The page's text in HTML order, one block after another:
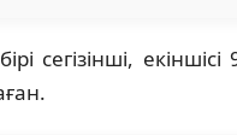
сегізінші,